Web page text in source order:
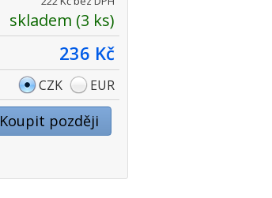
skladem (3 ks)
236 Kč
CZK EUR
Koupit později